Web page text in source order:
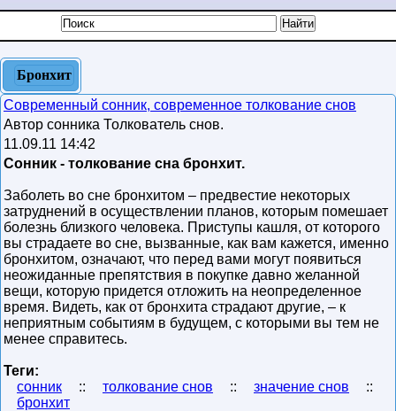
Бронхит
Современный сонник, современное толкование снов
Автор сонника Толкователь снов.
11.09.11 14:42
Сонник - толкование сна бронхит.
Заболеть во сне бронхитом – предвестие некоторых
затруднений в осуществлении планов, которым помешает
болезнь близкого человека. Приступы кашля, от которого
вы страдаете во сне, вызванные, как вам кажется, именно
бронхитом, означают, что перед вами могут появиться
неожиданные препятствия в покупке давно желанной
вещи, которую придется отложить на неопределенное
время. Видеть, как от бронхита страдают другие, – к
неприятным событиям в будущем, с которыми вы тем не
менее справитесь.
Теги:
сонник
:: толкование снов :: значение снов
::
бронхит